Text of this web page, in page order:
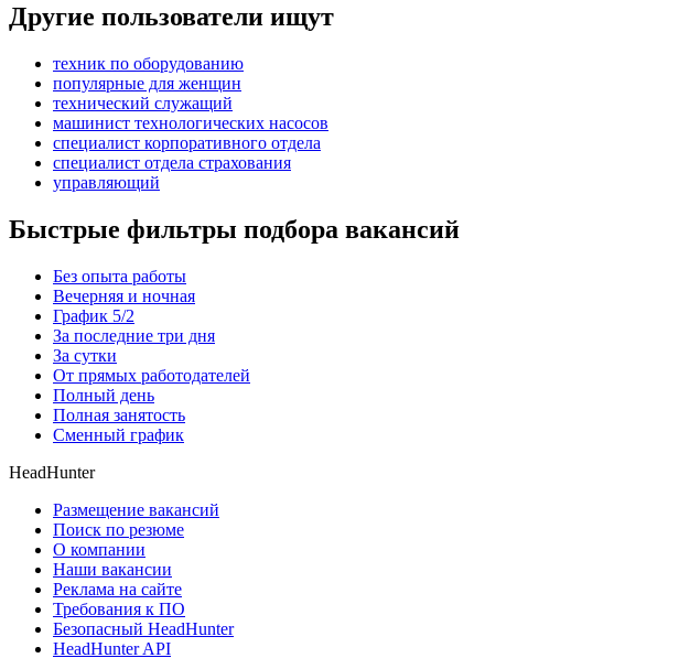
Другие пользователи ищут
техник по оборудованию
популярные для женщин
технический служащий
машинист технологических насосов
специалист корпоративного отдела
специалист отдела страхования
управляющий
Быстрые фильтры подбора вакансий
Без опыта работы
Вечерняя и ночная
График 5/2
За последние три дня
За сутки
От прямых работодателей
Полный день
Полная занятость
Сменный график
HeadHunter
Размещение вакансий
Поиск по резюме
О компании
Наши вакансии
Реклама на сайте
Требования к ПО
Безопасный HeadHunter
HeadHunter API